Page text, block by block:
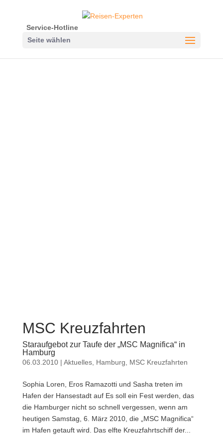
Service-Hotline
Seite wählen
MSC Kreuzfahrten
Staraufgebot zur Taufe der „MSC Magnifica“ in
Hamburg
06.03.2010| Aktuelles, Hamburg MSC Kreuzfahrten
Sophia Loren, Eros Ramazotti und Sasha treten im
Hafen der Hansestadt auf Es soll ein Fest werden, das
die Hamburger nicht so schnell vergessen, wenn am
heutigen Samstag, 6. März 2010, die „MSC Magnifica“
im Hafen getauft wird. Das elfte Kreuzfahrtschiff der...